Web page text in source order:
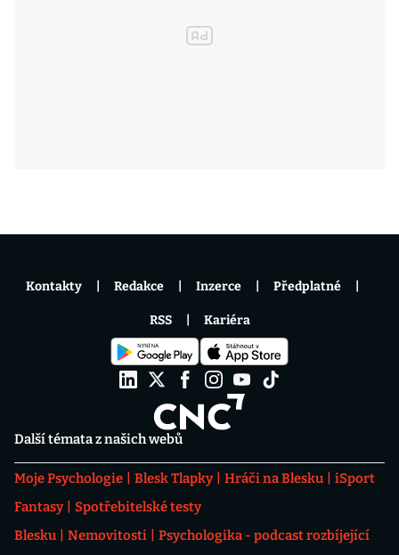
Další témata z našich webů
Moje Psychologie Blesk Tlapky Hráči na Blesku
iSport
Fantasy
Spotřebitelské testy
Blesku
Nemovitosti
Psychologika - podcast rozbíjející
Kontakty Redakce Inzerce Předplatné
RSS Kariéra